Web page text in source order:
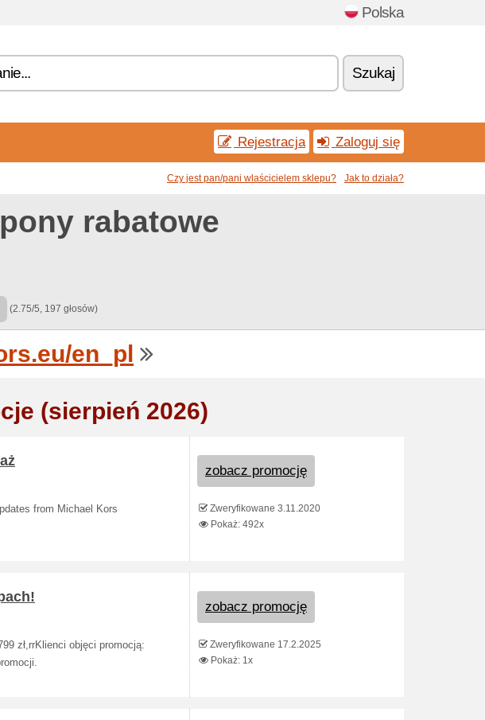
Polska
Szukaj
Rejestracja Zaloguj się
Czy jest pan/pani wlaścicielem sklepu? Jak to działa?
rabatowe
(2.75/5, 197 głosów)
en_pl
(sierpień 2026)
from Michael Kors
zobacz promocję
Zweryfikowane 3.11.2020
Pokaż: 492x
zł,rrKlienci objęci promocją:
zobacz promocję
Zweryfikowane 17.2.2025
Pokaż: 1x